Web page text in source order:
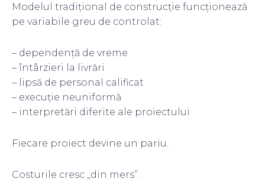
Modelul tradițional de construcție funcționează
pe variabile greu de controlat:
– dependență de vreme
– întârzieri la livrări
– lipsă de personal calificat
– execuție neuniformă
– interpretări diferite ale proiectului
Fiecare proiect devine un pariu.
Costurile cresc „din mers”.